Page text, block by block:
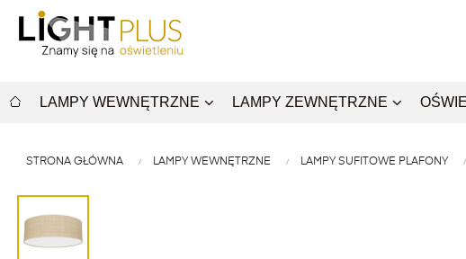
LAMPY WEWNĘTRZNE LAMPY ZEWNĘTRZNE
STRONA GŁÓWNA LAMPY WEWNĘTRZNE LAMPY SUFITOWE PLAFONY